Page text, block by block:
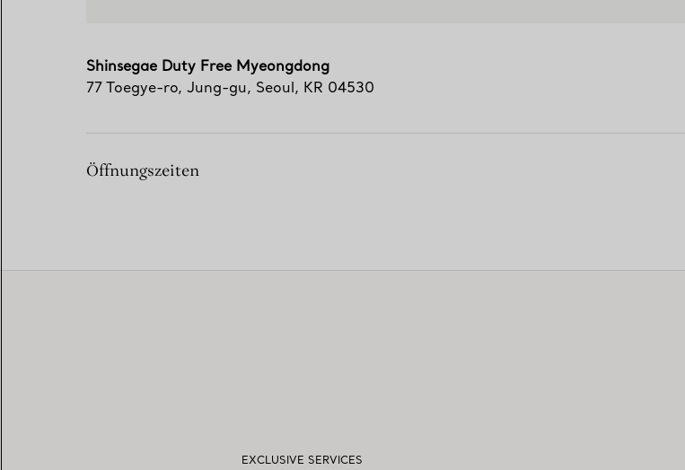
Shinsegae Duty Free Myeongdong
77 Toegye-ro, Jung-gu, Seoul, KR 04530
Öffnungszeiten
EXCLUSIVE SERVICES